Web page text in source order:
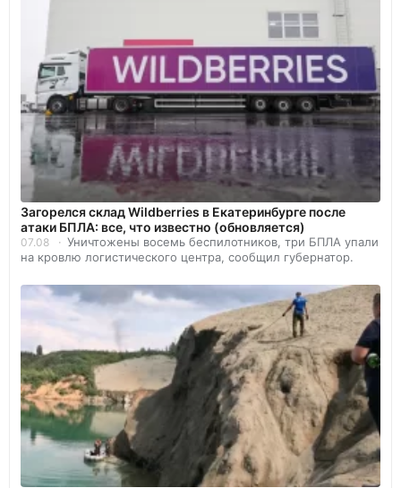
Загорелся склад Wildberries в Екатеринбурге после
атаки БПЛА: все, что известно (обновляется)
07.08
Уничтожены восемь беспилотников, три БПЛА упали
на кровлю логистического центра, сообщил губернатор.